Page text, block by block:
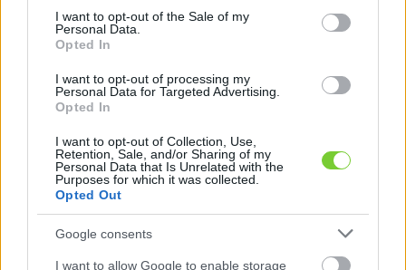
consent section.
I want to opt-out of the Sale of my
Personal Data.
Opted In
I want to opt-out of processing my
Personal Data for Targeted Advertising.
Opted In
I want to opt-out of Collection, Use,
Retention, Sale, and/or Sharing of my
Personal Data that Is Unrelated with the
Purposes for which it was collected.
Opted Out
Google consents
I want to allow Google to enable storage
KERTÉSZ ÉS KERTÉSZET REGISZTRÁCIÓ